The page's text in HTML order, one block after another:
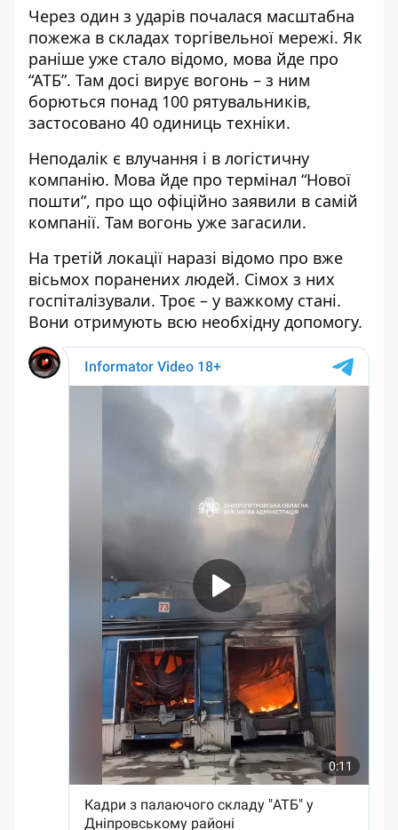
Через один з ударів почалася масштабна
пожежа в складах торгівельної мережі. Як
раніше уже стало відомо, мова йде про
“АТБ”. Там досі вирує вогонь – з ним
борються понад 100 рятувальників,
застосовано 40 одиниць техніки.
Неподалік є влучання і в логістичну
компанію. Мова йде про термінал “Нової
пошти”, про що офіційно заявили в самій
компанії. Там вогонь уже загасили.
На третій локації наразі відомо про вже
вісьмох поранених людей. Сімох з них
госпіталізували. Троє – у важкому стані.
Вони отримують всю необхідну допомогу.